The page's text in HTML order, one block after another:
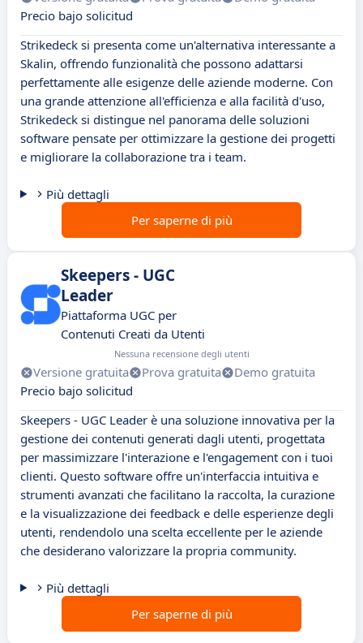
Precio bajo solicitud
Strikedeck si presenta come un'alternativa interessante a
Skalin, offrendo funzionalità che possono adattarsi
perfettamente alle esigenze delle aziende moderne. Con
una grande attenzione all'efficienza e alla facilità d'uso,
Strikedeck si distingue nel panorama delle soluzioni
software pensate per ottimizzare la gestione dei progetti
e migliorare la collaborazione tra i team.
Più dettagli
Per saperne di più
Skeepers - UGC
Leader
Piattaforma UGC per
Contenuti Creati da Utenti
Nessuna recensione degli utenti
Versione gratuita Prova gratuita
Demo gratuita
Precio bajo solicitud
Skeepers - UGC Leader è una soluzione innovativa per la
gestione dei contenuti generati dagli utenti, progettata
per massimizzare l'interazione e l'engagement con i tuoi
clienti. Questo software offre un'interfaccia intuitiva e
strumenti avanzati che facilitano la raccolta, la curazione
e la visualizzazione dei feedback e delle esperienze degli
utenti, rendendolo una scelta eccellente per le aziende
che desiderano valorizzare la propria community.
Più dettagli
Per saperne di più